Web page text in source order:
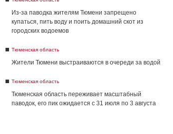
Из-за паводка жителям Тюмени запрещено
купаться, пить воду и поить домашний скот из
городских водоемов
Тюменская область
Жители Тюмени выстраиваются в очереди за водой
Тюменская область
Тюменская область переживает масштабный
паводок, его пик ожидается с 31 июля по 3 августа